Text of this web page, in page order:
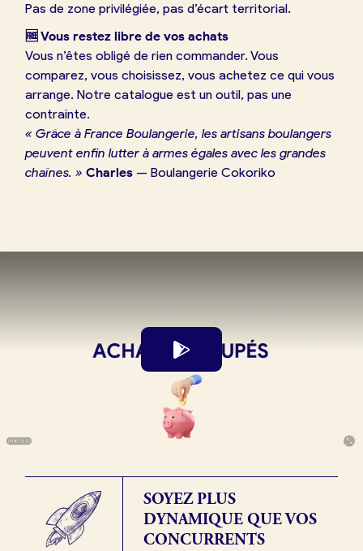
Pas de zone privilégiée, pas d’écart territorial.
🆓 Vous restez libre de vos achats
Vous n’êtes obligé de rien commander. Vous
comparez, vous choisissez, vous achetez ce qui vous
arrange. Notre catalogue est un outil, pas une
contrainte.
« Grâce à France Boulangerie, les artisans boulangers
peuvent enfin lutter à armes égales avec les grandes
chaînes. » Charles — Boulangerie Cokoriko
SOYEZ PLUS
DYNAMIQUE QUE VOS
CONCURRENTS